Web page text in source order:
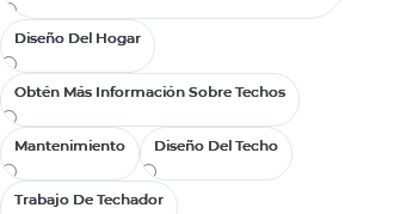
Diseño Del Hogar
Diseño Del Hogar
Obtén Más Información Sobre Techos
Obtén Más Información Sobre Techos
Mantenimiento
Mantenimiento Diseño Del Techo
Diseño Del Techo
Trabajo De Techador
Trabajo De Techador